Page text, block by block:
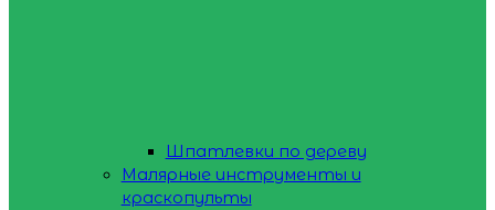
Шпатлевки по дереву
Малярные инструменты и
краскопульты